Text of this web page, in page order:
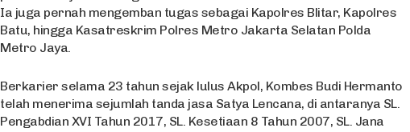
Ia juga pernah mengemban tugas sebagai Kapolres Blitar, Kapolres
Batu, hingga Kasatreskrim Polres Metro Jakarta Selatan Polda
Metro Jaya.
Berkarier selama 23 tahun sejak lulus Akpol, Kombes Budi Hermanto
telah menerima sejumlah tanda jasa Satya Lencana, di antaranya SL.
Pengabdian XVI Tahun 2017, SL. Kesetiaan 8 Tahun 2007, SL. Jana